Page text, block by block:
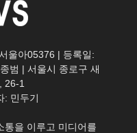
울아05376 | 등록일:
범 | 서울시 종로구 새
26-1
: 민두기
통을 이루고 미디어를